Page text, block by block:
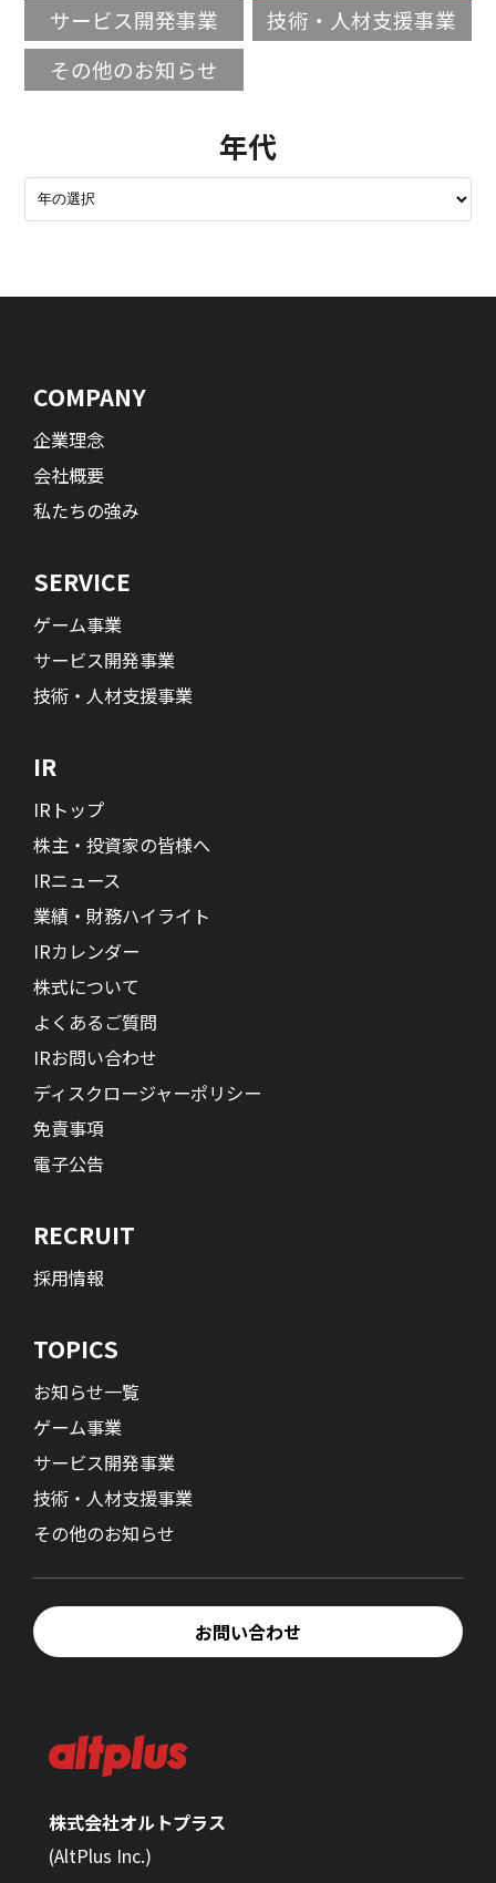
サービス開発事業
技術・人材支援事業
その他のお知らせ
年代
株式会社オルトプラス
(AltPlus Inc.)
COMPANY
企業理念
会社概要
私たちの強み
SERVICE
ゲーム事業
サービス開発事業
技術・人材支援事業
IR
IRトップ
株主・投資家の皆様へ
IRニュース
業績・財務ハイライト
IRカレンダー
株式について
よくあるご質問
IRお問い合わせ
ディスクロージャーポリシー
免責事項
電子公告
RECRUIT
採用情報
TOPICS
お知らせ一覧
ゲーム事業
サービス開発事業
技術・人材支援事業
その他のお知らせ
お問い合わせ